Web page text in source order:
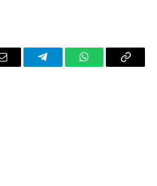
Email TelegramWhatsAppCopy